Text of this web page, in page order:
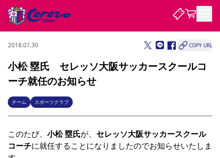
試合・チーム
試合について
試合日程 / 結果 順位表
チームについて
選手・スタッフ スケジュール メディア情報 アクセス レディース
アカデミー ハナサカプレーヤー 歴代所属選手
観戦する
チケット
チケット情報 販売スケジュール 価格・席種 購入方法
シーズンシート
法人シーズンシート 福祉サービス
団体チケット
特定興行入場券
譲渡サービス リセールサービス
クラブを知る
セレッソ大阪について
ファンクラブ
2018.01.30 COPY URL
小松 塁氏 セレッソ大阪サッカースクールコ
ーチ就任のお知らせ
チーム スポーツクラブ
このたび、 小松 塁氏が、 セレッソ大阪サッカースクール
コーチに就任することになりましたのでお知らせいたしま